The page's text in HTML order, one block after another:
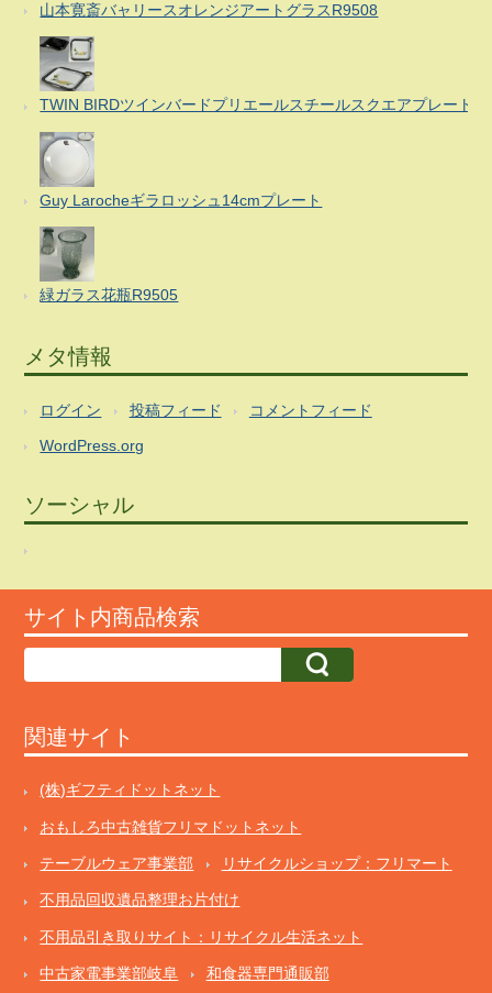
山本寛斎バャリースオレンジアートグラスR9508
TWIN BIRDツインバードプリエールスチールスクエアプレート
Guy Larocheギラロッシュ14cmプレート
緑ガラス花瓶R9505
メタ情報
ログイン 投稿フィード コメントフィード
WordPress.org
ソーシャル
サイト内商品検索
関連サイト
(株)ギフティドットネット
おもしろ中古雑貨フリマドットネット
テーブルウェア事業部 リサイクルショップ：フリマート
不用品回収遺品整理お片付け
不用品引き取りサイト：リサイクル生活ネット
中古家電事業部岐阜 和食器専門通販部